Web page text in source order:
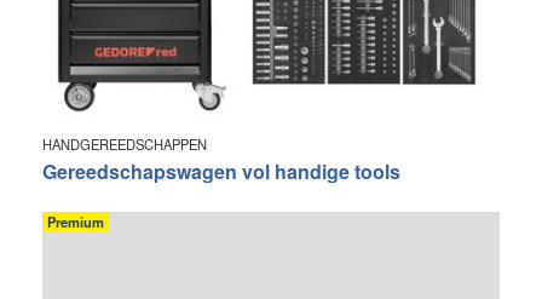
HANDGEREEDSCHAPPEN
Gereedschapswagen vol handige tools
Premium